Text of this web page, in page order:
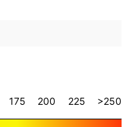
175 200 225 >250